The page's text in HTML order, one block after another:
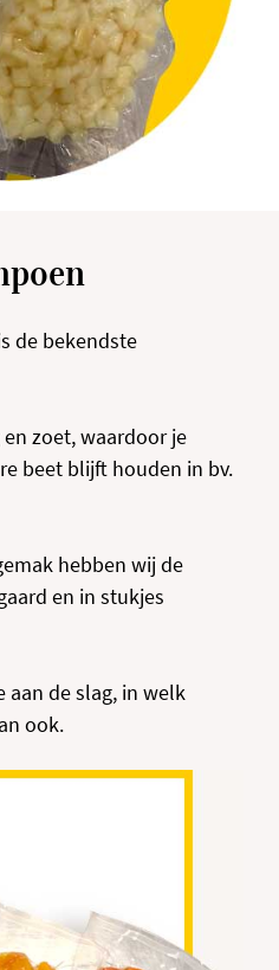
de bekendste
zoet, waardoor je
beet blijft houden in bv.
hebben wij de
en in stukjes
aan de slag, in welk
ook.